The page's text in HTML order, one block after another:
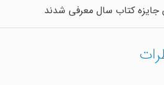
جایزه کتاب سال معرفی شدند